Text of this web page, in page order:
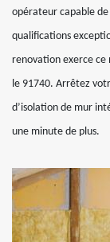
opérateur capable de
qualifications
renovation exerce ce
le 91740. Arrêtez
d’isolation de mur
une minute de plus.